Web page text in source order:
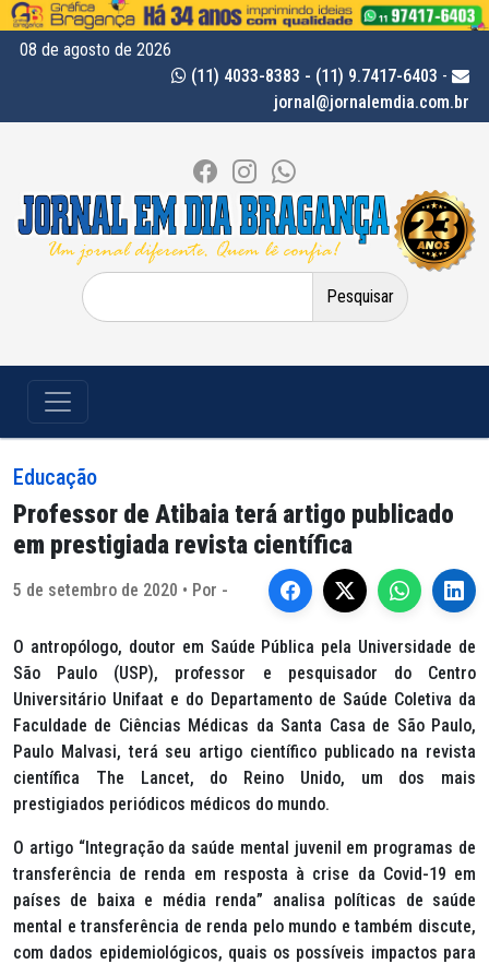
08 de agosto de 2026
(11) 4033-8383 - (11) 9.7417-6403 -
jornal@jornalemdia.com.br
Pesquisar
por:
Educação
Professor de Atibaia terá artigo publicado
em prestigiada revista científica
5 de setembro de 2020 • Por -
O antropólogo, doutor em Saúde Pública pela Universidade de
São Paulo (USP), professor e pesquisador do Centro
Universitário Unifaat e do Departamento de Saúde Coletiva da
Faculdade de Ciências Médicas da Santa Casa de São Paulo,
Paulo Malvasi, terá seu artigo científico publicado na revista
científica The Lancet, do Reino Unido, um dos mais
prestigiados periódicos médicos do mundo.
O artigo “Integração da saúde mental juvenil em programas de
transferência de renda em resposta à crise da Covid-19 em
países de baixa e média renda” analisa políticas de saúde
mental e transferência de renda pelo mundo e também discute,
com dados epidemiológicos, quais os possíveis impactos para